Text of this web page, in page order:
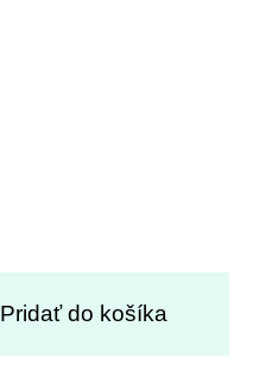
Pridať do košíka